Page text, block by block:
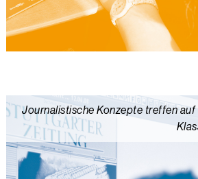
Journalistische Konzepte treffen auf